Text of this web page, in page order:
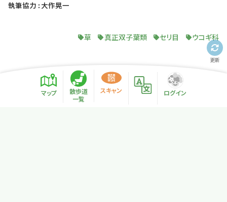
執筆協力 : 大作晃一
草 真正双子葉類 セリ目 ウコギ科
更新
マップ
散歩道
一覧
スキャン ログイン